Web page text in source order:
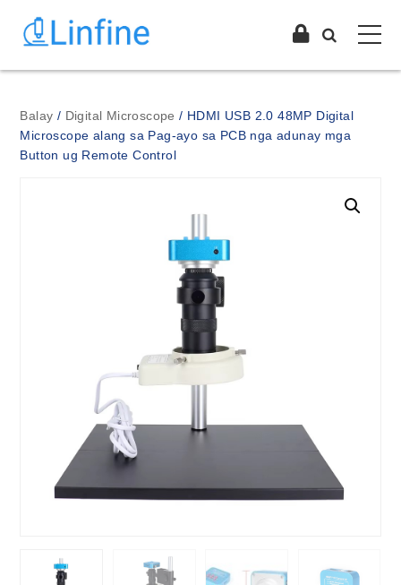
Balay / Digital Microscope / HDMI USB 2.0 48MP Digital
Microscope alang sa Pag-ayo sa PCB nga adunay mga
Button ug Remote Control